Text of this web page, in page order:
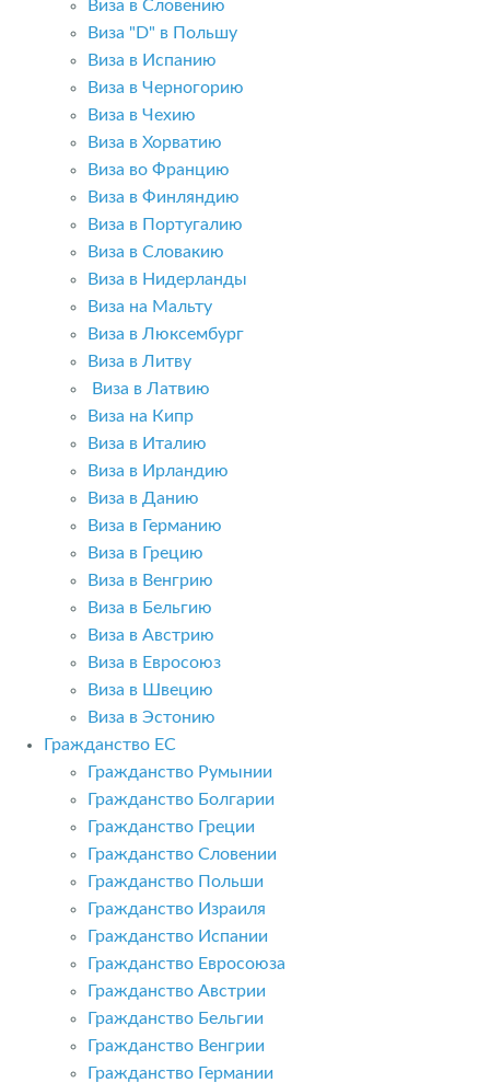
Виза в Словению
Виза "D" в Польшу
Виза в Испанию
Виза в Черногорию
Виза в Чехию
Виза в Хорватию
Виза во Францию
Виза в Финляндию
Виза в Португалию
Виза в Словакию
Виза в Нидерланды
Виза на Мальту
Виза в Люксембург
Виза в Литву
Виза в Латвию
Виза на Кипр
Виза в Италию
Виза в Ирландию
Виза в Данию
Виза в Германию
Виза в Грецию
Виза в Венгрию
Виза в Бельгию
Виза в Австрию
Виза в Евросоюз
Виза в Швецию
Виза в Эстонию
Гражданство ЕС
Гражданство Румынии
Гражданство Болгарии
Гражданство Греции
Гражданство Словении
Гражданство Польши
Гражданство Израиля
Гражданство Испании
Гражданство Евросоюза
Гражданство Австрии
Гражданство Бельгии
Гражданство Венгрии
Гражданство Германии